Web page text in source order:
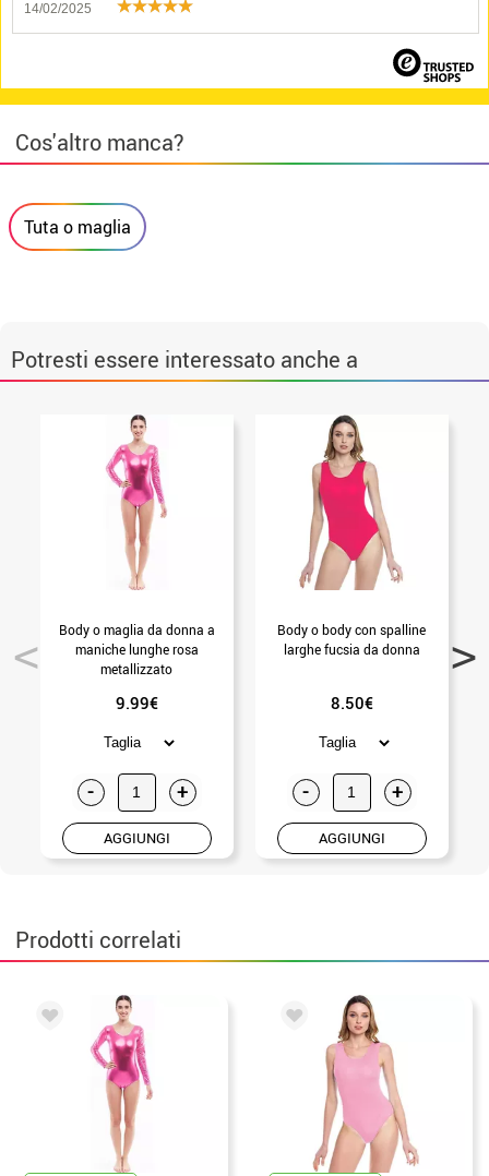
14/02/2025
Cos'altro manca?
Tuta o maglia
Potresti essere interessato anche a
Body o maglia da donna a
maniche lunghe rosa
metallizzato
9.99€
- +
AGGIUNGI
Body o body con spalline
larghe fucsia da donna
8.50€
- +
AGGIUNGI
Prodotti correlati